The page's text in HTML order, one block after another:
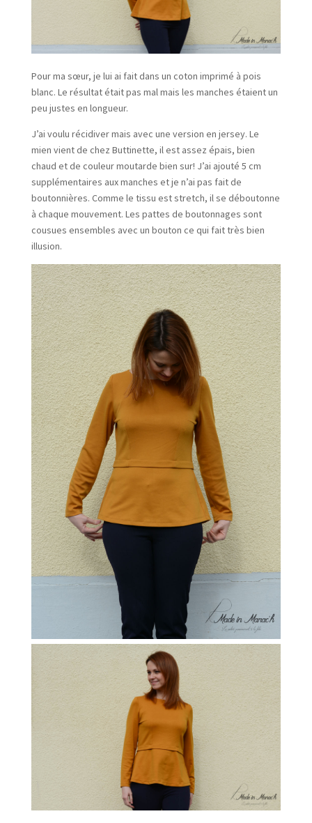
Pour ma sœur, je lui ai fait dans un coton imprimé à pois
blanc. Le résultat était pas mal mais les manches étaient un
peu justes en longueur.
J’ai voulu récidiver mais avec une version en jersey. Le
mien vient de chez Buttinette, il est assez épais, bien
chaud et de couleur moutarde bien sur! J’ai ajouté 5 cm
supplémentaires aux manches et je n’ai pas fait de
boutonnières. Comme le tissu est stretch, il se déboutonne
à chaque mouvement. Les pattes de boutonnages sont
cousues ensembles avec un bouton ce qui fait très bien
illusion.